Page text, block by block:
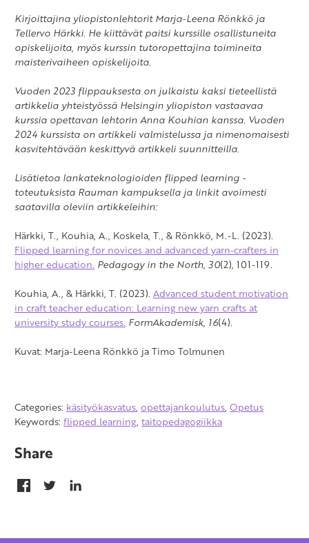
Kirjoittajina yliopistonlehtorit Marja-Leena Rönkkö ja
Tellervo Härkki. He kiittävät paitsi kurssille osallistuneita
opiskelijoita, myös kurssin tutoropettajina toimineita
maisterivaiheen opiskelijoita.
Vuoden 2023 flippauksesta on julkaistu kaksi tieteellistä
artikkelia yhteistyössä Helsingin yliopiston vastaavaa
kurssia opettavan lehtorin Anna Kouhian kanssa. Vuoden
2024 kurssista on artikkeli valmistelussa ja nimenomaisesti
kasvitehtävään keskittyvä artikkeli suunnitteilla.
Lisätietoa lankateknologioiden flipped learning -
toteutuksista Rauman kampuksella ja linkit avoimesti
saatavilla oleviin artikkeleihin:
Härkki, T., Kouhia, A., Koskela, T., & Rönkkö, M.-L. (2023).
Flipped learning for novices and advanced yarn-crafters in
higher education. Pedagogy in the North, 30(2), 101-119.
Kouhia, A., & Härkki, T. (2023). Advanced student motivation
in craft teacher education: Learning new yarn crafts at
university study courses. FormAkademisk, 16(4).
Kuvat: Marja-Leena Rönkkö ja Timo Tolmunen
Categories: käsityökasvatus, opettajankoulutus, Opetus
Keywords: flipped learning, taitopedagogiikka
Share